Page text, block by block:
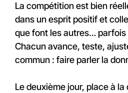
La compétition est bien
dans un esprit positif et
que font les autres…
Chacun avance, teste,
commun : faire parler la
Le deuxième jour, place à